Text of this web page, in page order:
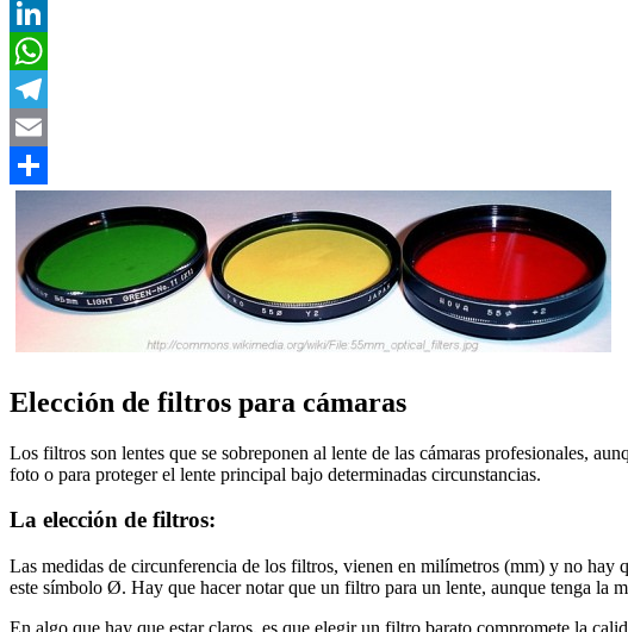
Twitter
LinkedIn
WhatsApp
Telegram
Email
Elección de filtros para cámaras
Los filtros son lentes que se sobreponen al lente de las cámaras profesionales,
foto o para proteger el lente principal bajo determinadas circunstancias.
La elección de filtros:
Las medidas de circunferencia de los filtros, vienen en milímetros (mm) y no hay
este símbolo Ø. Hay que hacer notar que un filtro para un lente, aunque tenga la
En algo que hay que estar claros, es que elegir un filtro barato compromete la